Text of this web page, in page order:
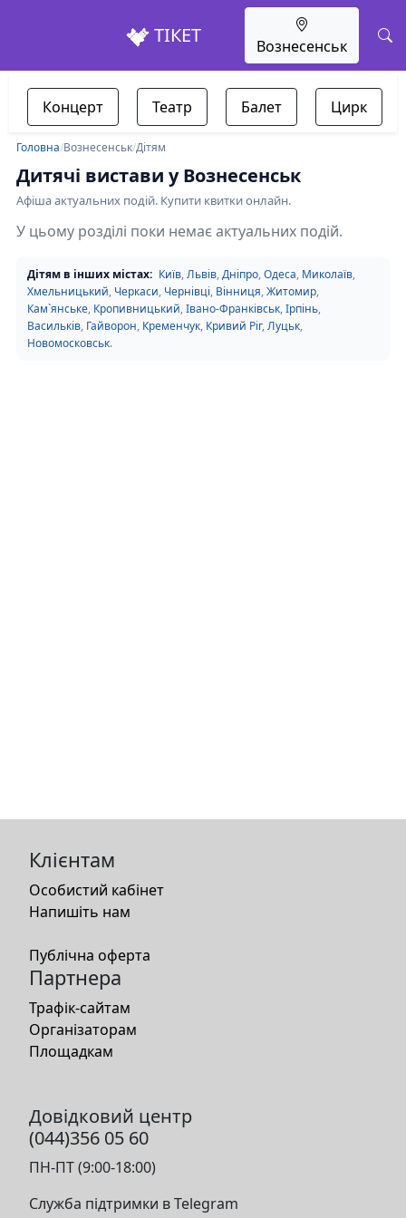
ТІКЕТ Вознесенськ
Концерт Театр Балет Цирк
Головна/Вознесенськ/Дітям
Дитячі вистави у Вознесенськ
Афіша актуальних подій. Купити квитки онлайн.
У цьому розділі поки немає актуальних подій.
Дітям в інших містах: Київ,Львів,Дніпро,Одеса, Миколаїв,
Хмельницький, Черкаси, Чернівці, Вінниця,Житомир,
Кам`янське, Кропивницький,Івано-Франківськ,Ірпінь,
Васильків, Гайворон, Кременчук, Кривий Ріг,Луцьк,
Новомосковськ.
Клієнтам
Особистий кабінет
Напишіть нам
Публічна оферта
Партнера
Трафік-сайтам
Організаторам
Площадкам
Довідковий центр
(044)356 05 60
ПН-ПТ (9:00-18:00)
Служба підтримки в Telegram